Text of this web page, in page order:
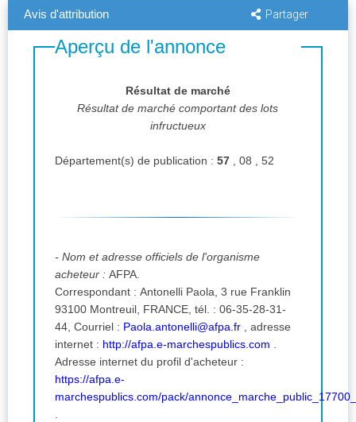
Avis d'attribution Partager
Aperçu de l'annonce
Résultat de marché
Résultat de marché comportant des lots
infructueux
Département(s) de publication : 57 , 08 , 52
- Nom et adresse officiels de l'organisme
acheteur : AFPA.
Correspondant : Antonelli Paola, 3 rue Franklin
93100 Montreuil, FRANCE, tél. : 06-35-28-31-
44, Courriel : Paola.antonelli@afpa.fr , adresse
internet : http://afpa.e-marchespublics.com .
Adresse internet du profil d'acheteur :
https://afpa.e-
marchespublics.com/pack/
.